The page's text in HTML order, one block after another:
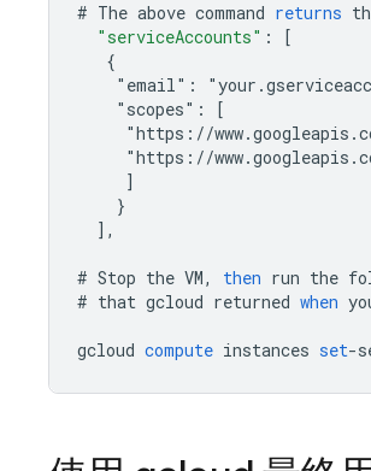
# The above command returns
"serviceAccounts" :
[
   {
"email":
    "scopes": [
"https://
"https://
]
}
] ,
# Stop the VM, then run the
# that gcloud returned when
gcloud compute instances set-